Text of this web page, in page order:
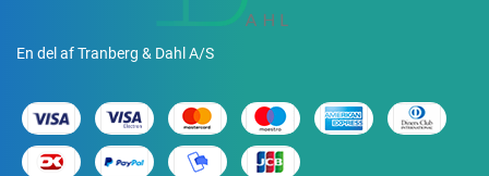
En del af Tranberg & Dahl A/S